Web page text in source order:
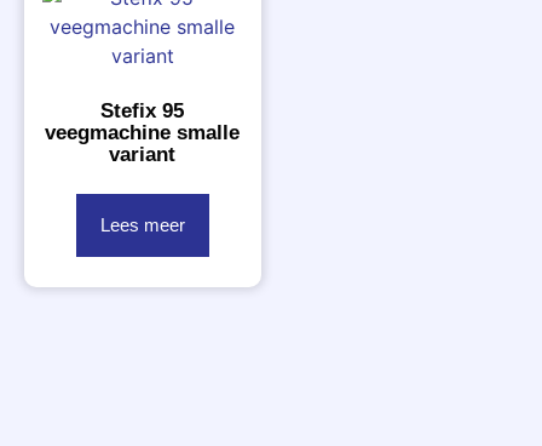
Stefix 95
veegmachine smalle
variant
Lees meer